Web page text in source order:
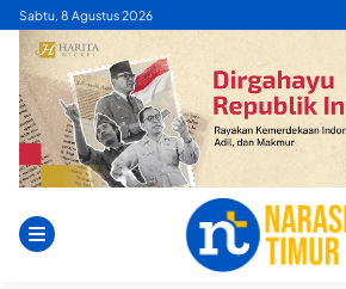
Skip
content
Sabtu, 8 Agustus 2026